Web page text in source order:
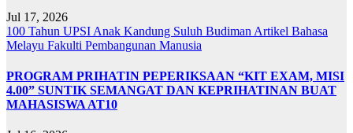
Jul 17, 2026
100 Tahun UPSI Anak Kandung Suluh Budiman Artikel Bahasa
Melayu Fakulti Pembangunan Manusia
PROGRAM PRIHATIN PEPERIKSAAN “KIT EXAM, MISI
4.00” SUNTIK SEMANGAT DAN KEPRIHATINAN BUAT
MAHASISWA AT10